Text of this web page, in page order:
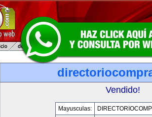
Vendido!
Mayusculas: